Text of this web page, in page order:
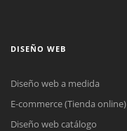
DISEÑO WEB
Diseño web a medida
E-commerce (Tienda online)
Diseño web catálogo